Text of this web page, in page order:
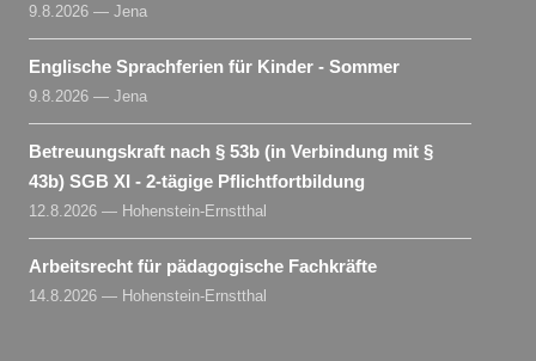
9.8.2026 — Jena
Englische Sprachferien für Kinder - Sommer
9.8.2026 — Jena
Betreuungskraft nach § 53b (in Verbindung mit §
43b) SGB XI - 2-tägige Pflichtfortbildung
12.8.2026 — Hohenstein-Ernstthal
Arbeitsrecht für pädagogische Fachkräfte
14.8.2026 — Hohenstein-Ernstthal